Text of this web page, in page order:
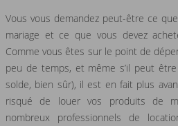
Vous vous demandez peut-être ce
mariage et ce que vous devez
Comme vous êtes sur le point de
peu de temps, et même s’il peut
solde, bien sûr), il est en fait plus
risqué de louer vos produits de
nombreux professionnels de